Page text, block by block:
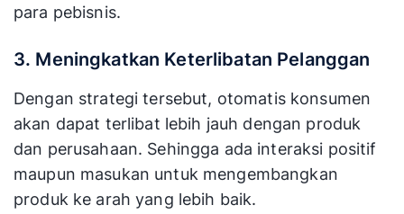
para pebisnis.
3. Meningkatkan Keterlibatan Pelanggan
Dengan strategi tersebut, otomatis konsumen
akan dapat terlibat lebih jauh dengan produk
dan perusahaan. Sehingga ada interaksi positif
maupun masukan untuk mengembangkan
produk ke arah yang lebih baik.